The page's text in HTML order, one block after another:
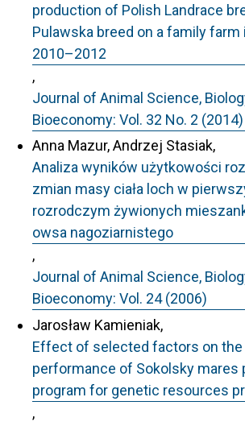
production of Polish Landrace
Pulawska breed on a family farm
2010–2012
,
Journal of Animal Science,
Bioeconomy: Vol. 32 No. 2 (2014)
Anna Mazur, Andrzej Stasiak,
Analiza wyników użytkowości
zmian masy ciała loch w
rozrodczym żywionych
owsa nagoziarnistego
,
Journal of Animal Science,
Bioeconomy: Vol. 24 (2006)
Jarosław Kamieniak,
Effect of selected factors on
performance of Sokolsky mares
program for genetic resources
,